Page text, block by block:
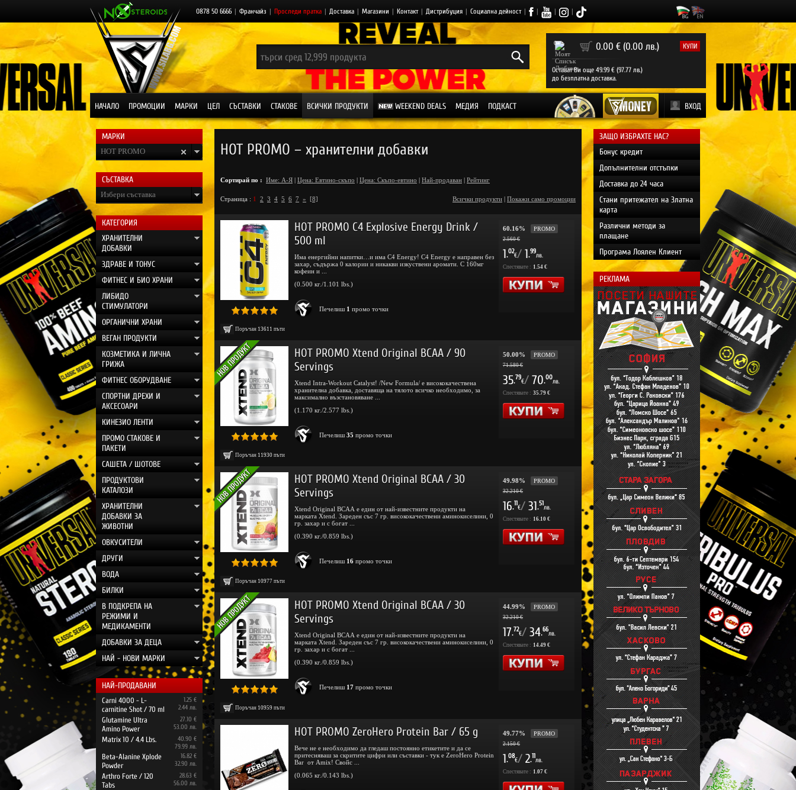
0878 50 6666 | Франчайз | Проследи пратка | Доставка | Магазини | Контакт | Дистрибуция | Социална дейност | | | |
0 0.00 € (0.00 лв.) КУПИ
Остават Ви още 49.99 € (97.77 лв.)
до безплатна доставка.
НАЧАЛО ПРОМОЦИИ МАРКИ ЦЕЛ СЪСТАВКИ СТАКОВЕ ВСИЧКИ ПРОДУКТИ WEEKEND DEALS МЕДИЯ ПОДКАСТ ВХОД
МАРКИ
HOT PROMO
СЪСТАВКА
Избери съставка
КАТЕГОРИЯ
ХРАНИТЕЛНИ
ДОБАВКИ
ЗДРАВЕ И ТОНУС
ФИТНЕС И БИО ХРАНИ
ЛИБИДО
СТИМУЛАТОРИ
ОРГАНИЧНИ ХРАНИ
ВЕГАН ПРОДУКТИ
КОЗМЕТИКА И ЛИЧНА
ГРИЖА
ФИТНЕС ОБОРУДВАНЕ
СПОРТНИ ДРЕХИ И
АКСЕСОАРИ
КИНЕЗИО ЛЕНТИ
ПРОМО СТАКОВЕ И
ПАКЕТИ
САШЕТА / ШОТОВЕ
ПРОДУКТОВИ
КАТАЛОЗИ
ХРАНИТЕЛНИ
ДОБАВКИ ЗА
ЖИВОТНИ
ОВКУСИТЕЛИ
ДРУГИ
ВОДА
БИЛКИ
В ПОДКРЕПА НА
РЕЖИМИ И
МЕДИКАМЕНТИ
ДОБАВКИ ЗА ДЕЦА
НАЙ - НОВИ МАРКИ
НАЙ-ПРОДАВАНИ
Carni 4000 - L-
carnitine Shot / 70 ml
1.25 €
2.44 лв.
Glutamine Ultra
Amino Power
27.10 €
53.00 лв.
Matrix 10 / 4.4 Lbs.
40.90 €
79.99 лв.
Beta-Alanine Xplode
Powder
16.82 €
32.90 лв.
Arthro Forte / 120
Tabs
28.63 €
56.00 лв.
HOT PROMO – хранителни добавки
Сортирай по : Име: А-Я | Цена: Евтино-скъпо | Цена: Скъпо-евтино | Най-продаван | Рейтинг
Страница : 1 2 3 4 5 6 7 » [8] Всички продукти | Покажи само промоции
Поръчан 13611 пъти
HOT PROMO C4 Explosive Energy Drink /
500 ml
Има енергийни напитки…и има C4 Energy! C4 Energy е направен без
захар, съдържа 0 калории и никакви изкуствени аромати. С 160мг
кофеин и ...
(0.500 кг./1.101 lbs.)
Печелиш 1 промо точки
60.16% PROMO
2.560 €
1.02
€/ 1.99
лв.
Спестявате : 1.54 €
Поръчан 11930 пъти
HOT PROMO Xtend Original BCAA / 90
Servings
Xtend Intra-Workout Catalyst! /New Formula/ е висококачествена
хранителна добавка, доставяща на тялото всичко необходимо, за
максимално възстановяване ...
(1.170 кг./2.577 lbs.)
Печелиш 35 промо точки
50.00% PROMO
71.580 €
35.79
€/ 70.00
лв.
Спестявате : 35.79 €
Поръчан 10977 пъти
HOT PROMO Xtend Original BCAA / 30
Servings
Xtend Original BCAA е един от най-известните продукти на
марката Xtend. Зареден със 7 гр. висококачествени аминокиселини, 0
гр. захар и с богат ...
(0.390 кг./0.859 lbs.)
Печелиш 16 промо точки
49.98% PROMO
32.210 €
16.11
€/ 31.51
лв.
Спестявате : 16.10 €
Поръчан 10959 пъти
HOT PROMO Xtend Original BCAA / 30
Servings
Xtend Original BCAA е един от най-известните продукти на
марката Xtend. Зареден със 7 гр. висококачествени аминокиселини, 0
гр. захар и с богат ...
(0.390 кг./0.859 lbs.)
Печелиш 17 промо точки
44.99% PROMO
32.210 €
17.72
€/ 34.66
лв.
Спестявате : 14.49 €
HOT PROMO ZeroHero Protein Bar / 65 g
Вече не е необходимо да гледаш постоянно етикетите и да се
притесняваш за скритите цифри или съставки - тук е ZeroHero Protein
Bar от Amix! Свойс ...
(0.065 кг./0.143 lbs.)
49.77% PROMO
2.150 €
1.08
€/ 2.11
лв.
Спестявате : 1.07 €
ЗАЩО ИЗБРАХТЕ НАС?
Бонус кредит
Допълнителни отстъпки
Доставка до 24 часа
Стани притежател на Златна
карта
Различни методи за
плащане
Програма Лоялен Клиент
РЕКЛАМА